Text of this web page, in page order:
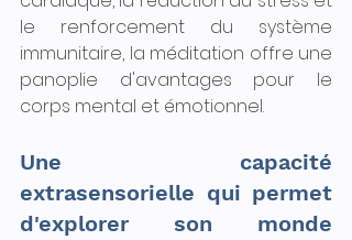
le renforcement du système
immunitaire, la méditation offre une
panoplie d'avantages pour le
corps mental et émotionnel.
Une capacité
extrasensorielle qui permet
d'explorer son monde